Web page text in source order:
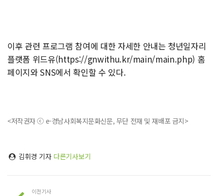
이후 관련 프로그램 참여에 대한 자세한 안내는 청년일자리
플랫폼 위드유(https://gnwithu.kr/main/main.php) 홈
페이지와 SNS에서 확인할 수 있다.
<저작권자 ⓒ e-경남사회복지문화신문, 무단 전재 및 재배포 금지>
김휘경 기자 다른기사보기
이전기사